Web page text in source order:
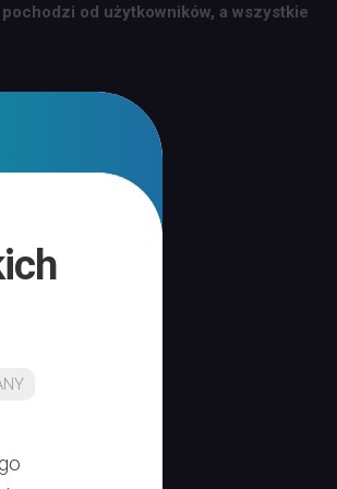
od użytkowników, a wszystkie